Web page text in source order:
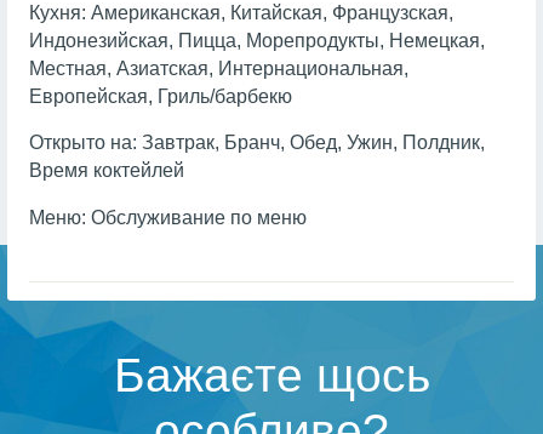
Кухня: Американская, Китайская, Французская,
Индонезийская, Пицца, Морепродукты, Немецкая,
Местная, Азиатская, Интернациональная,
Европейская, Гриль/барбекю
Открыто на: Завтрак, Бранч, Обед, Ужин, Полдник,
Время коктейлей
Меню: Обслуживание по меню
Бажаєте щось